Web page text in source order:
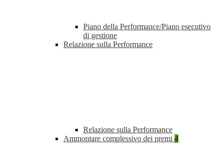
Piano della Performance/Piano esecutivo
di gestione
Relazione sulla Performance
Relazione sulla Performance
Ammontare complessivo dei premi 4